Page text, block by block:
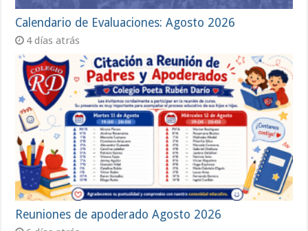
Calendario de Evaluaciones: Agosto 2026
4 días atrás
Reuniones de apoderado Agosto 2026